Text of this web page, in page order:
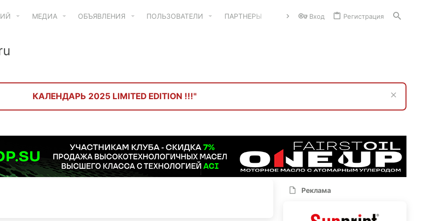
МЕДИА ОБЪЯВЛЕНИЯ ПОЛЬЗОВАТЕЛИ ПАРТНЕРЫ Вход Регистрация
КАЛЕНДАРЬ 2025 LIMITED EDITION !!!"
Реклама